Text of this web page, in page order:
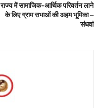
राज्य में सामाजिक-आर्थिक परिवर्तन लाने
के लिए ग्राम सभाओं की अहम भूमिका –
संधवां